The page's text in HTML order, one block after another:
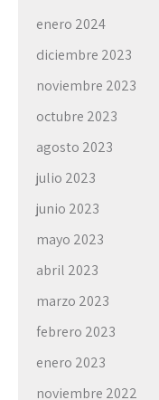
enero 2024
diciembre 2023
noviembre 2023
octubre 2023
agosto 2023
julio 2023
junio 2023
mayo 2023
abril 2023
marzo 2023
febrero 2023
enero 2023
noviembre 2022